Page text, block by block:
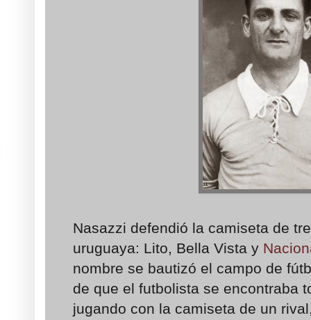
Nasazzi defendió la camiseta de
uruguaya: Lito, Bella Vista y
nombre se bautizó el campo de
de que el futbolista se encontraba
jugando con la camiseta de un